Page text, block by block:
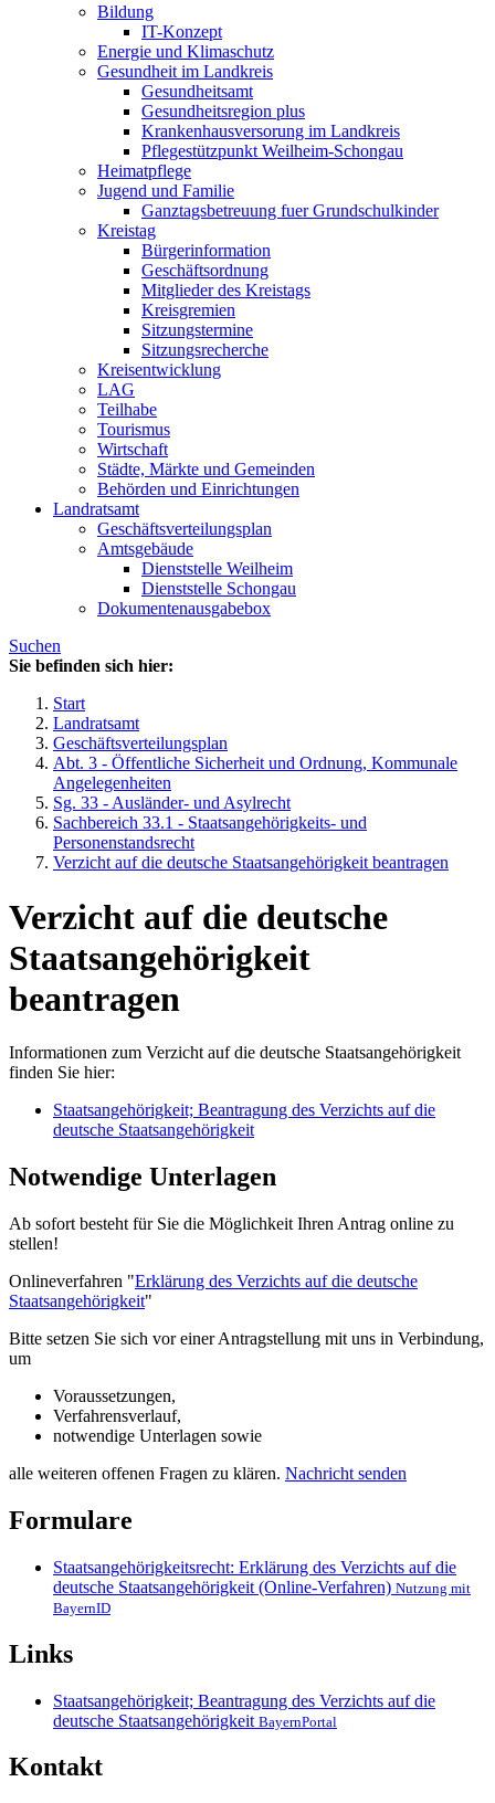
Bildung
IT-Konzept
Energie und Klimaschutz
Gesundheit im Landkreis
Gesundheitsamt
Gesundheitsregion plus
Krankenhausversorung im Landkreis
Pflegestützpunkt Weilheim-Schongau
Heimatpflege
Jugend und Familie
Ganztagsbetreuung fuer Grundschulkinder
Kreistag
Bürgerinformation
Geschäftsordnung
Mitglieder des Kreistags
Kreisgremien
Sitzungstermine
Sitzungsrecherche
Kreisentwicklung
LAG
Teilhabe
Tourismus
Wirtschaft
Städte, Märkte und Gemeinden
Behörden und Einrichtungen
Landratsamt
Geschäftsverteilungsplan
Amtsgebäude
Dienststelle Weilheim
Dienststelle Schongau
Dokumentenausgabebox
Suchen
Sie befinden sich hier:
Start
Landratsamt
Geschäftsverteilungsplan
Abt. 3 - Öffentliche Sicherheit und Ordnung, Kommunale
Angelegenheiten
Sg. 33 - Ausländer- und Asylrecht
Sachbereich 33.1 - Staatsangehörigkeits- und
Personenstandsrecht
Verzicht auf die deutsche Staatsangehörigkeit beantragen
Verzicht auf die deutsche
Staatsangehörigkeit
beantragen
Informationen zum Verzicht auf die deutsche Staatsangehörigkeit
finden Sie hier:
Staatsangehörigkeit; Beantragung des Verzichts auf die
deutsche Staatsangehörigkeit
Notwendige Unterlagen
Ab sofort besteht für Sie die Möglichkeit Ihren Antrag online zu
stellen!
Onlineverfahren "Erklärung des Verzichts auf die deutsche
Staatsangehörigkeit"
Bitte setzen Sie sich vor einer Antragstellung mit uns in Verbindung,
um
Voraussetzungen,
Verfahrensverlauf,
notwendige Unterlagen sowie
alle weiteren offenen Fragen zu klären. Nachricht senden
Formulare
Staatsangehörigkeitsrecht: Erklärung des Verzichts auf die
deutsche Staatsangehörigkeit (Online-Verfahren) Nutzung mit
BayernID
Links
Staatsangehörigkeit; Beantragung des Verzichts auf die
deutsche Staatsangehörigkeit BayernPortal
Kontakt